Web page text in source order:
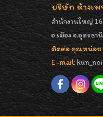
บริษัท ห้างเพ
สำนักงานใหญ่
อ.เมือง จ.อุดรธ
ติดต่อ คุณหน่อย
E-mail: